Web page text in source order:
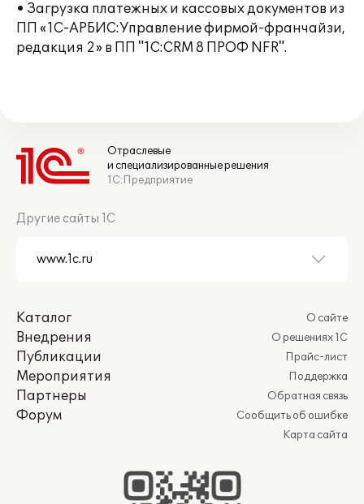
• Загрузка платежных и кассовых документов из
ПП «1С-АРБИС:Управление фирмой-франчайзи,
редакция 2» в ПП "1С:CRM 8 ПРОФ NFR".
Отраслевые
и специализированные решения
1С:Предприятие
Другие сайты 1С
Каталог
Внедрения
Публикации
Мероприятия
Партнеры
Форум
О сайте
О решениях 1С
Прайс-лист
Поддержка
Обратная связь
Сообщить об ошибке
Карта сайта